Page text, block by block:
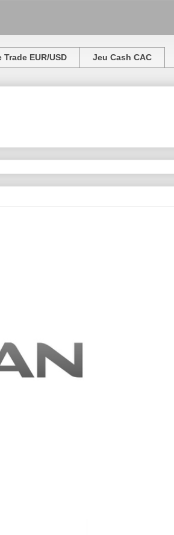
Trade EUR/USD Jeu Cash CAC